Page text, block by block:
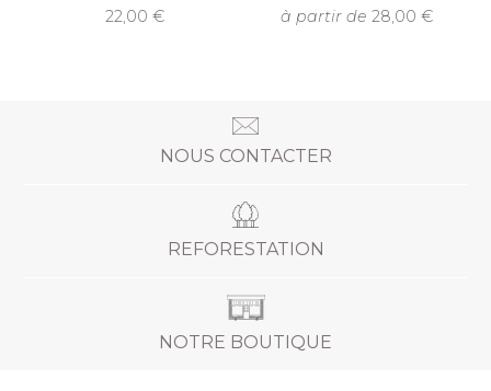
22,00 à partir de 28,00
NOUS CONTACTER
REFORESTATION
NOTRE BOUTIQUE